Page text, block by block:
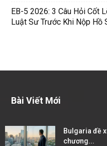
EB-5 2026: 3 Câu Hỏi Cốt
Luật Sư Trước Khi Nộp Hồ
Bài Viết Mới
Bulgaria đề
chương...